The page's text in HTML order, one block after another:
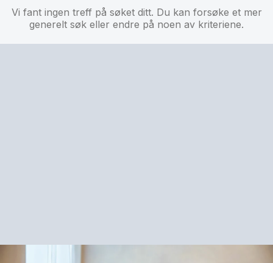
Vi fant ingen treff på søket ditt. Du kan forsøke et mer
generelt søk eller endre på noen av kriteriene.